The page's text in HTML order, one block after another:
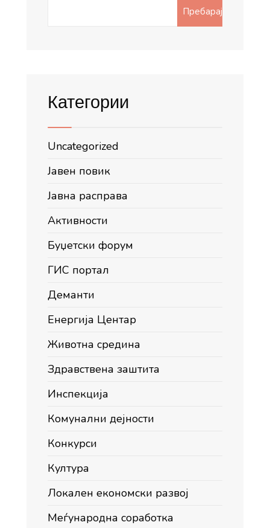
Пребарај
Категории
Uncategorized
Јавен повик
Јавна расправа
Активности
Буџетски форум
ГИС портал
Деманти
Енергија Центар
Животна средина
Здравствена заштита
Инспекција
Комунални дејности
Конкурси
Култура
Локален економски развој
Меѓународна соработка